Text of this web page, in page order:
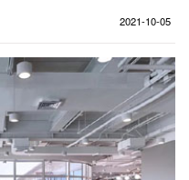
木繁茂郁葱茏，碧树成荫寂幽
2021-10-05